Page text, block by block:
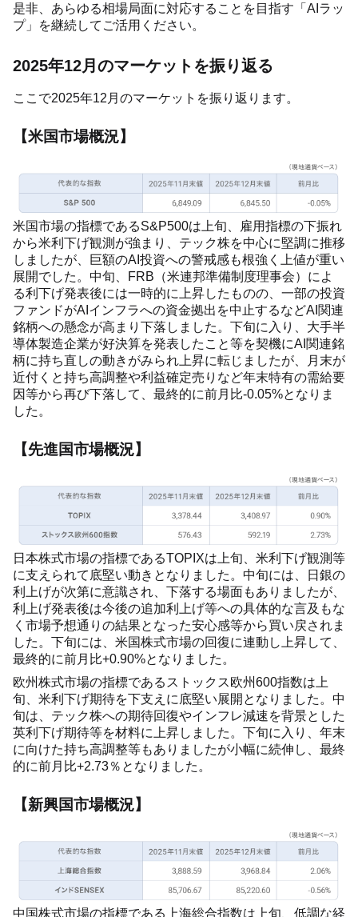
是非、あらゆる相場局面に対応することを目指す「AIラッ
プ」を継続してご活用ください。
2025年12月のマーケットを振り返る
ここで2025年12月のマーケットを振り返ります。
【米国市場概況】
米国市場の指標であるS&P500は上旬、雇用指標の下振れ
から米利下げ観測が強まり、テック株を中心に堅調に推移
しましたが、巨額のAI投資への警戒感も根強く上値が重い
展開でした。中旬、FRB（米連邦準備制度理事会）によ
る利下げ発表後には一時的に上昇したものの、一部の投資
ファンドがAIインフラへの資金拠出を中止するなどAI関連
銘柄への懸念が高まり下落しました。下旬に入り、大手半
導体製造企業が好決算を発表したこと等を契機にAI関連銘
柄に持ち直しの動きがみられ上昇に転じましたが、月末が
近付くと持ち高調整や利益確定売りなど年末特有の需給要
因等から再び下落して、最終的に前月比-0.05%となりま
した。
【先進国市場概況】
日本株式市場の指標であるTOPIXは上旬、米利下げ観測等
に支えられて底堅い動きとなりました。中旬には、日銀の
利上げが次第に意識され、下落する場面もありましたが、
利上げ発表後は今後の追加利上げ等への具体的な言及もな
く市場予想通りの結果となった安心感等から買い戻されま
した。下旬には、米国株式市場の回復に連動し上昇して、
最終的に前月比+0.90%となりました。
欧州株式市場の指標であるストックス欧州600指数は上
旬、米利下げ期待を下支えに底堅い展開となりました。中
旬は、テック株への期待回復やインフレ減速を背景とした
英利下げ期待等を材料に上昇しました。下旬に入り、年末
に向けた持ち高調整等もありましたが小幅に続伸し、最終
的に前月比+2.73％となりました。
【新興国市場概況】
中国株式市場の指標である上海総合指数は上旬、低調な経